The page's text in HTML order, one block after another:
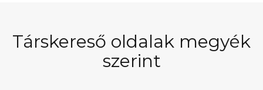
Társkereső oldalak megyék
szerint